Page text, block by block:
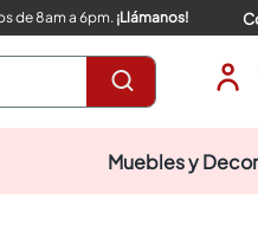
de 8am a 6pm. ¡Llámanos!
Muebles y